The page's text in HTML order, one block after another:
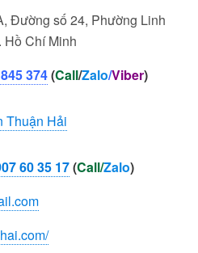
Đường số 24, Phường Linh
Hồ Chí Minh
374(Call/Zalo/Viber)
60 35 17(Call/Zalo)